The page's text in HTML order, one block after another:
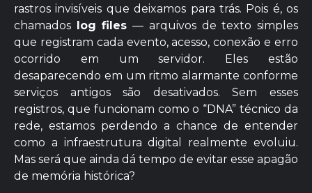
rastros invisíveis que deixamos para trás. Pois é, os
chamados
log files — arquivos de texto simples
que registram cada evento, acesso, conexão e erro
ocorrido em um servidor. Eles estão
desaparecendo em um ritmo alarmante conforme
serviços antigos são desativados. Sem esses
registros, que funcionam como o “DNA” técnico da
rede, estamos perdendo a chance de entender
como a infraestrutura digital realmente evoluiu.
Mas será que ainda dá tempo de evitar esse apagão
de memória histórica?